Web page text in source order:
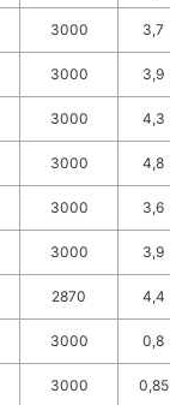
3000 3,7
3000 3,9
3000 4,3
3000 4,8
3000 3,6
3000 3,9
2870 4,4
3000 0,8
3000 0,85